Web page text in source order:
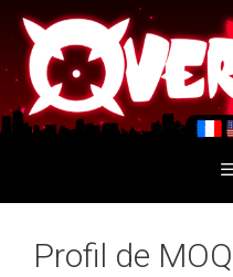
Aller
au
contenu
Aller
au
contenu
Profil de MOQ